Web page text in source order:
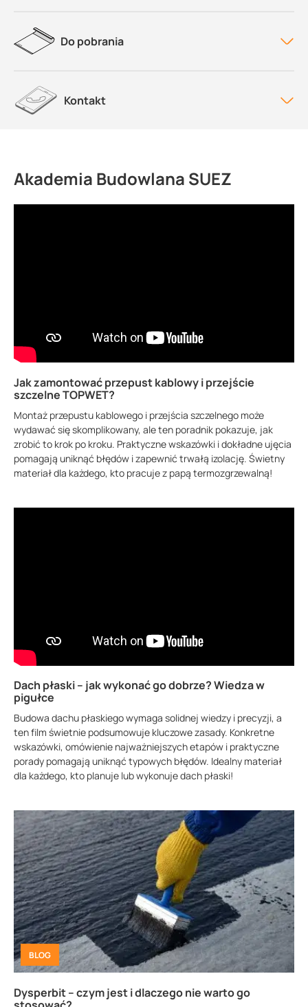
Do pobrania
Kontakt
Akademia Budowlana SUEZ
Jak zamontować przepust kablowy i przejście
szczelne TOPWET?
Montaż przepustu kablowego i przejścia szczelnego może
wydawać się skomplikowany, ale ten poradnik pokazuje, jak
zrobić to krok po kroku. Praktyczne wskazówki i dokładne ujęcia
pomagają uniknąć błędów i zapewnić trwałą izolację. Świetny
materiał dla każdego, kto pracuje z papą termozgrzewalną!
Dach płaski – jak wykonać go dobrze? Wiedza w
pigułce
Budowa dachu płaskiego wymaga solidnej wiedzy i precyzji, a
ten film świetnie podsumowuje kluczowe zasady. Konkretne
wskazówki, omówienie najważniejszych etapów i praktyczne
porady pomagają uniknąć typowych błędów. Idealny materiał
dla każdego, kto planuje lub wykonuje dach płaski!
BLOG
Dysperbit – czym jest i dlaczego nie warto go